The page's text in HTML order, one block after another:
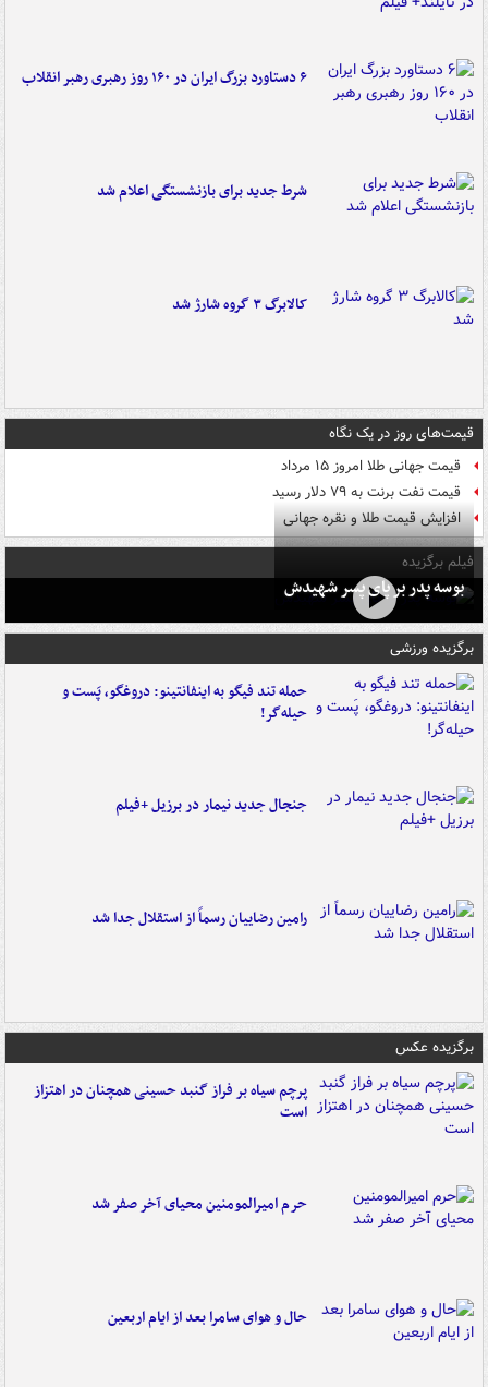
۶ دستاورد بزرگ ایران در ۱۶۰ روز رهبری رهبر انقلاب
شرط جدید برای بازنشستگی اعلام شد
کالابرگ ۳ گروه شارژ شد
قیمت‌های روز در یک نگاه
قیمت جهانی طلا امروز ۱۵ مرداد
قیمت نفت برنت به ۷۹ دلار رسید
افزایش قیمت طلا و نقره جهانی
فیلم برگزیده
بوسه‌ پدر بر پای پسر شهیدش
برگزیده ورزشی
حمله تند فیگو به اینفانتینو: دروغگو، پَست‌ و
حیله‌گر!
جنجال جدید نیمار در برزیل +فیلم
رامین رضاییان رسماً از استقلال جدا شد
برگزیده عکس
پرچم سیاه بر فراز گنبد حسینی همچنان در اهتزاز
است
حرم امیرالمومنین محیای آخر صفر شد
حال و هوای سامرا بعد از ایام اربعین